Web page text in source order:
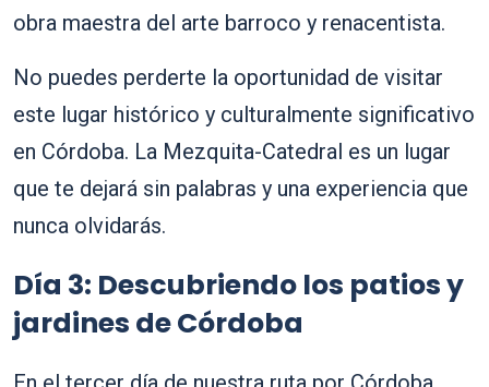
obra maestra del arte barroco y renacentista.
No puedes perderte la oportunidad de visitar
este lugar histórico y culturalmente significativo
en Córdoba. La Mezquita-Catedral es un lugar
que te dejará sin palabras y una experiencia que
nunca olvidarás.
Día 3: Descubriendo los patios y
jardines de Córdoba